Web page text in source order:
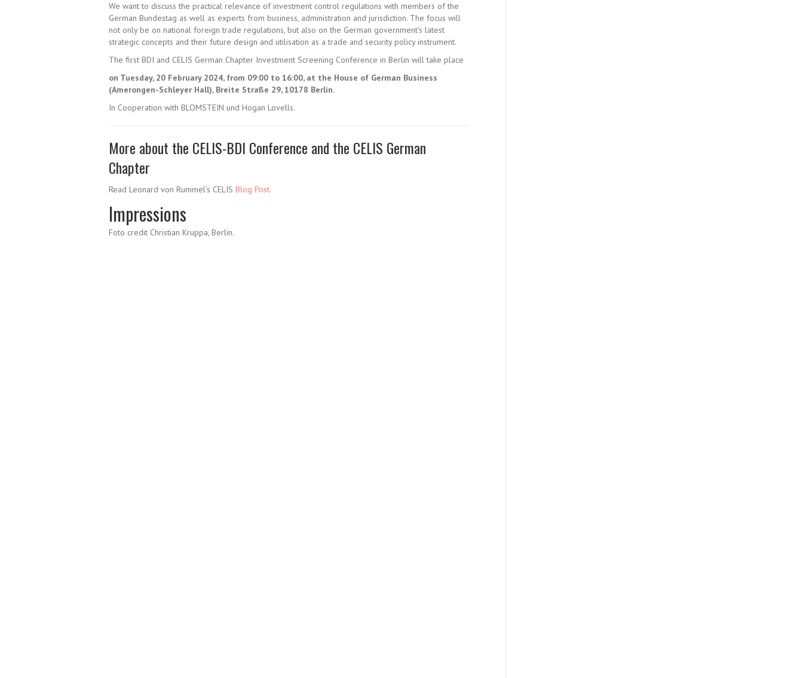
We want to discuss the practical relevance of investment control regulations with members of the
German Bundestag as well as experts from business, administration and jurisdiction. The focus will
not only be on national foreign trade regulations, but also on the German government's latest
strategic concepts and their future design and utilisation as a trade and security policy instrument.
The first BDI and CELIS German Chapter Investment Screening Conference in Berlin will take place
on Tuesday, 20 February 2024, from 09:00 to 16:00, at the House of German Business
(Amerongen-Schleyer Hall), Breite Straße 29, 10178 Berlin.
In Cooperation with BLOMSTEIN und Hogan Lovells.
More about the CELIS-BDI Conference and the CELIS German
Chapter
Read Leonard von Rummel's CELIS Blog Post.
Impressions
Foto credit Christian Kruppa, Berlin.